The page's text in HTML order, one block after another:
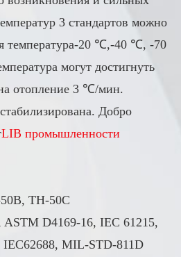
3 стандартов можно
температура-20 ℃,-40 ℃, -70
могут достигнуть
отопление 3 ℃/мин.
Добро
LIB промышленности
TH-50C
D4169-16, IEC 61215,
IEC62688, MIL-STD-811D